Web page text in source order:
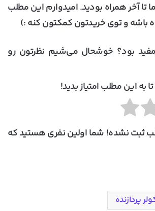
تا آخر همراه بودید. امیدوارم این مطلب
باشه و توی خریدتون کمکتون کنه :)
بود؟ خوشحال می‌شیم نظرتون رو
به این مطلب امتیاز بدید!
ثبت نشده! شما اولین نفری هستید که
پردازنده